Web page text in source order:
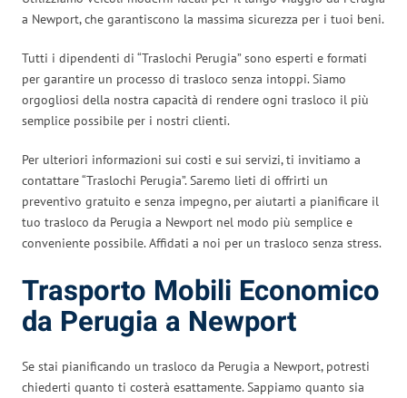
a Newport, che garantiscono la massima sicurezza per i tuoi beni.
Tutti i dipendenti di “Traslochi Perugia” sono esperti e formati
per garantire un processo di trasloco senza intoppi. Siamo
orgogliosi della nostra capacità di rendere ogni trasloco il più
semplice possibile per i nostri clienti.
Per ulteriori informazioni sui costi e sui servizi, ti invitiamo a
contattare “Traslochi Perugia”. Saremo lieti di offrirti un
preventivo gratuito e senza impegno, per aiutarti a pianificare il
tuo trasloco da Perugia a Newport nel modo più semplice e
conveniente possibile. Affidati a noi per un trasloco senza stress.
Trasporto Mobili Economico
da Perugia a Newport
Se stai pianificando un trasloco da Perugia a Newport, potresti
chiederti quanto ti costerà esattamente. Sappiamo quanto sia